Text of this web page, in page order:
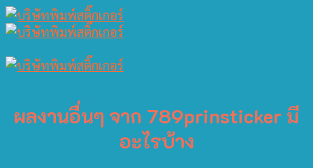
ผลงานอื่นๆ จาก 789prinsticker มี
อะไรบ้าง